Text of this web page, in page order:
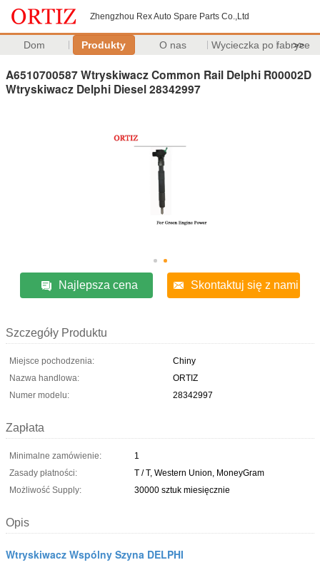
Zhengzhou Rex Auto Spare Parts Co.,Ltd
Dom Produkty O nas Wycieczka po fabryce
>>
A6510700587 Wtryskiwacz Common Rail Delphi R00002D
Wtryskiwacz Delphi Diesel 28342997
Najlepsza cena Skontaktuj się z nami
Szczegóły Produktu
Miejsce pochodzenia:
Chiny
Nazwa handlowa:
ORTIZ
Numer modelu:
28342997
Zapłata
Minimalne zamówienie:
1
Zasady płatności:
T / T, Western Union, MoneyGram
Możliwość Supply:
30000 sztuk miesięcznie
Opis
Wtryskiwacz Wspólny Szyna DELPHI